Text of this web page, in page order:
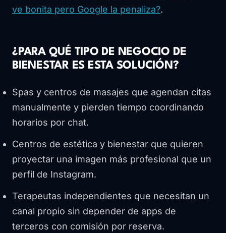
ve bonita pero Google la penaliza?.
¿PARA QUÉ TIPO DE NEGOCIO DE
BIENESTAR ES ESTA SOLUCIÓN?
Spas y centros de masajes que agendan citas
manualmente y pierden tiempo coordinando
horarios por chat.
Centros de estética y bienestar que quieren
proyectar una imagen más profesional que un
perfil de Instagram.
Terapeutas independientes que necesitan un
canal propio sin depender de apps de
terceros con comisión por reserva.